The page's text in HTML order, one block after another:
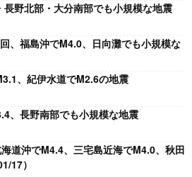
野北部・大分南部でも小規模な地震
、福島沖でM4.0、日向灘でも小規模な
、紀伊水道でM2.6の地震
、長野南部でも小規模な地震
道沖でM4.4、三宅島近海でM4.0、秋田
17）